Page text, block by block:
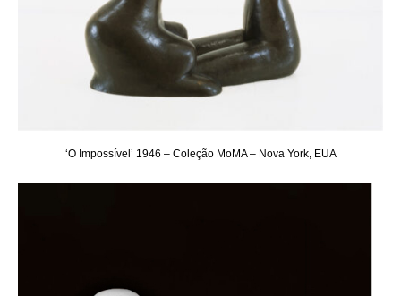
‘O Impossível’ 1946 – Coleção MoMA – Nova York, EUA